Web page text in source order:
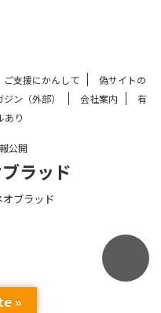
ご支援にかんして
偽サイトの
ン（外部） 会社案内
有
あり
公開
ラッド
ブラッド
»